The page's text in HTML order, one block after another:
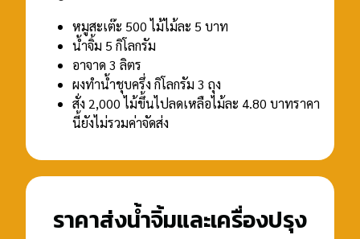
หมูสะเต๊ะ 500 ไม้ไม้ละ 5 บาท
น้ำจิ้ม 5 กิโลกรัม
อาจาด 3 ลิตร
ผงทำน้ำชุบครึ่ง กิโลกรัม 3 ถุง
สั่ง 2,000 ไม้ขึ้นไปลดเหลือไม้ละ 4.80 บาทราคา
นี้ยังไม่รวมค่าจัดส่ง
ราคาส่งน้ำจิ้มและเครื่องปรุง